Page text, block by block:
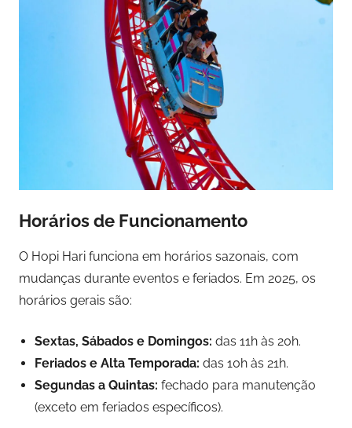
Horários de Funcionamento
O Hopi Hari funciona em horários sazonais, com
mudanças durante eventos e feriados. Em 2025, os
horários gerais são:
Sextas, Sábados e Domingos: das 11h às 20h.
Feriados e Alta Temporada: das 10h às 21h.
Segundas a Quintas: fechado para manutenção
(exceto em feriados específicos).